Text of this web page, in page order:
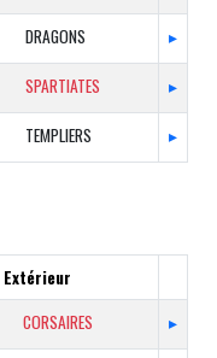
DRAGONS ▸
SPARTIATES ▸
TEMPLIERS ▸
Extérieur
CORSAIRES ▸